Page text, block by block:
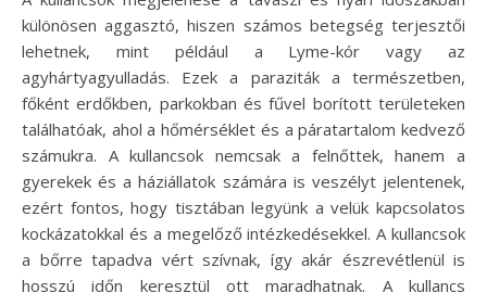
különösen aggasztó, hiszen számos betegség terjesztői
lehetnek, mint például a Lyme-kór vagy az
agyhártyagyulladás. Ezek a paraziták a természetben,
főként erdőkben, parkokban és fűvel borított területeken
találhatóak, ahol a hőmérséklet és a páratartalom kedvező
számukra. A kullancsok nemcsak a felnőttek, hanem a
gyerekek és a háziállatok számára is veszélyt jelentenek,
ezért fontos, hogy tisztában legyünk a velük kapcsolatos
kockázatokkal és a megelőző intézkedésekkel. A kullancsok
a bőrre tapadva vért szívnak, így akár észrevétlenül is
hosszú időn keresztül ott maradhatnak. A kullancs